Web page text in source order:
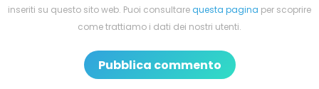
inseriti su questo sito web. Puoi consultarequesta pagina per scoprire
come trattiamo i dati dei nostri utenti.